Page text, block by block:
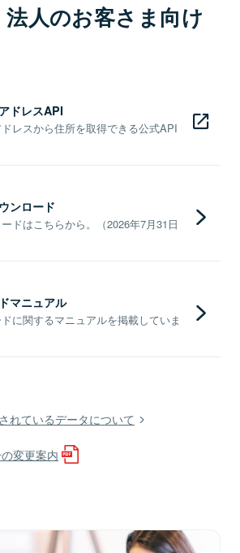
法人のお客さま向け
ドレスAPI
レスから住所を取得できる公式API
ンロード
ドはこちらから。（2026年7月31日
マニュアル
に関するマニュアルを掲載していま
れているデータについて
変更案内